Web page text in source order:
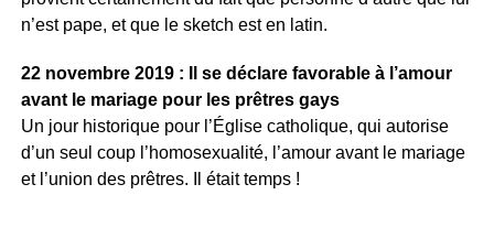
n’est pape, et que le sketch est en latin.
22 novembre 2019 : Il se déclare favorable à l’amour
avant le mariage pour les prêtres gays
Un jour historique pour l’Église catholique, qui autorise
d’un seul coup l’homosexualité, l’amour avant le mariage
et l’union des prêtres. Il était temps !